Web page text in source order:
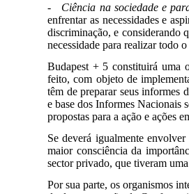
- Ciência na sociedade e
enfrentar as necessidades e
discriminação, e considerando
necessidade para realizar todo
Budapest + 5 constituirá uma
feito, com objeto de
têm de preparar seus informes
e base dos Informes Nacionais
propostas para a ação e ações
Se deverá igualmente
maior consciência da
sector privado, que tiveram
Por sua parte, os organismos